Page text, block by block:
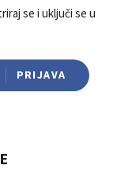
se i uključi se u
PRIJAVA